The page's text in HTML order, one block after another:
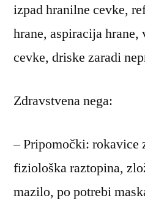
izpad hranilne cevke,
hrane, aspiracija hrane,
cevke, driske zaradi
Zdravstvena nega:
– Pripomočki: rokavice
fiziološka raztopina,
mazilo, po potrebi